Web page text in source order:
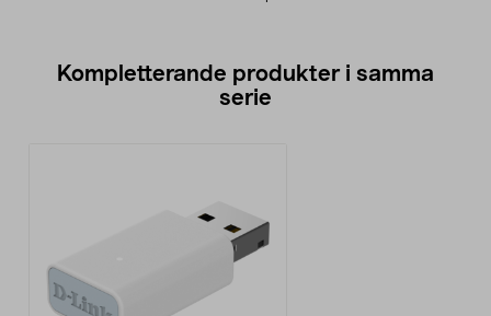
Kompletterande produkter i samma
serie